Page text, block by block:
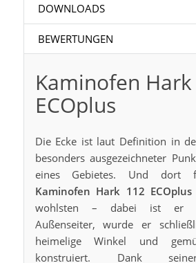
DOWNLOADS
BEWERTUNGEN
Kaminofen
ECOplus
Die Ecke ist laut Definition in
besonders ausgezeichneter
eines Gebietes. Und dort
Kaminofen Hark 112 ECOplus
wohlsten – dabei ist er
Außenseiter, wurde er
heimelige Winkel und
konstruiert. Dank